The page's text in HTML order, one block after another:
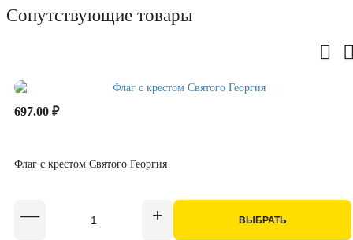
Сопутствующие товары
697.00 ₽
Флаг с крестом Святого Георгия
ВЫБРАТЬ